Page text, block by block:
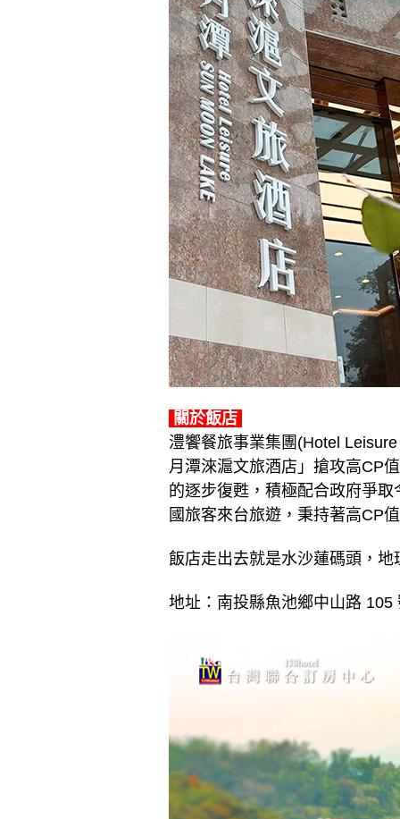
關於飯店
澧饗餐旅事業集團(Hotel
月潭淶滬文旅酒店」搶攻高CP
的逐步復甦，積極配合政府爭
國旅客來台旅遊，秉持著高CP
飯店走出去就是水沙蓮碼頭，地
地址：南投縣魚池鄉中山路